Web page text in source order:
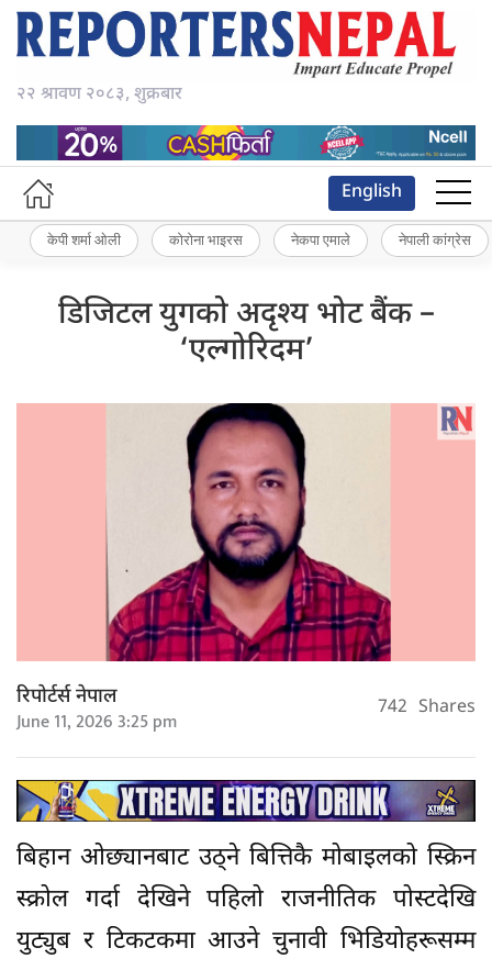
२२ श्रावण २०८३, शुक्रबार
English
केपी शर्मा ओली कोरोना भाइरस नेकपा एमाले नेपाली कांग्रेस
डिजिटल युगको अदृश्य भोट बैंक –
‘एल्गोरिदम’
रिपोर्टर्स नेपाल
June 11, 2026 3:25 pm 742 Shares
बिहान ओछ्यानबाट उठ्ने बित्तिकै मोबाइलको स्क्रिन
स्क्रोल गर्दा देखिने पहिलो राजनीतिक पोस्टदेखि
युट्युब र टिकटकमा आउने चुनावी भिडियोहरूसम्म